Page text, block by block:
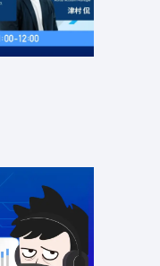
金 00:00
関する無